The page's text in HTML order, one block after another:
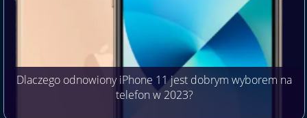
Dlaczego odnowiony iPhone 11 jest dobrym wyborem na
telefon w 2023?